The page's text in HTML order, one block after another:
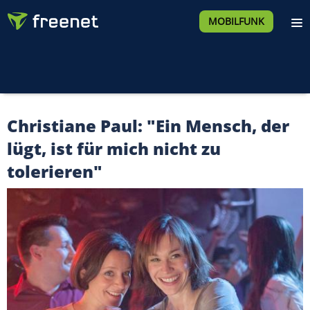
MOBILFUNK
Christiane Paul: "Ein Mensch, der
lügt, ist für mich nicht zu
tolerieren"